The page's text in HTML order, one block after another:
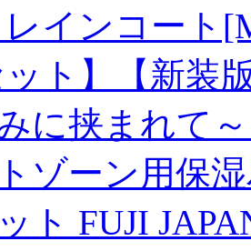
インコート
ット】【新装
に挟まれて
ゾーン用保
ト FUJI